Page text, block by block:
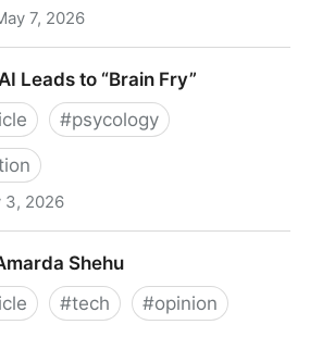
7, 2026
Leads to “Brain Fry”
#psycology
3, 2026
Shehu
#tech #opinion